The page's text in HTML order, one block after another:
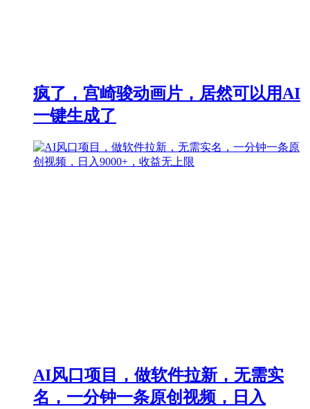
疯了，宫崎骏动画片，居然可以用AI
一键生成了
AI风口项目，做软件拉新，无需实
名，一分钟一条原创视频，日入